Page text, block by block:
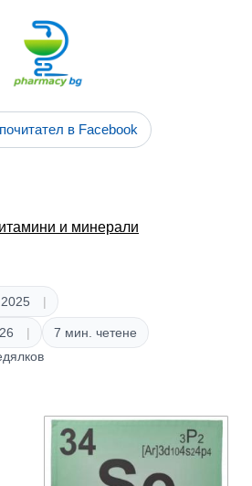
в Facebook
и минерали
7 мин. четене